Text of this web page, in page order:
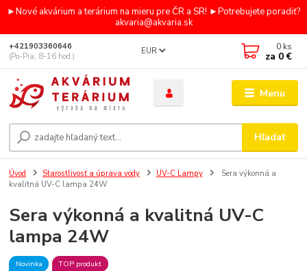
►Nové akvárium a terárium na mieru pre ČR a SR! ►Potrebujete poradiť?
akvaria@akvaria.sk
Menu
EUR
Hľadať
+421903360646
(Po-Pia, 8-16 hod.)
0 ks
za 0 €
Úvod Starostlivosť a úprava vody UV-C Lampy
Sera výkonná a
kvalitná UV-C lampa 24W
Sera výkonná a kvalitná UV-C
lampa 24W
Novinka TOP produkt